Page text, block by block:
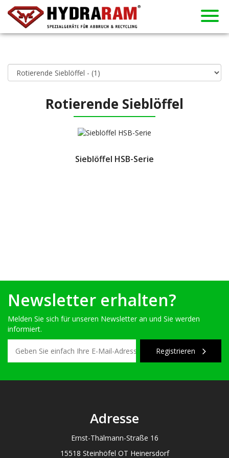
Rotierende Sieblöffel
Sieblöffel HSB-Serie
Newsletter erhalten?
Melden Sie sich für unseren Newsletter an und Sie werden
informiert.
Registrieren
Adresse
Ernst-Thälmann-Straße 16
15518 Steinhöfel OT Heinersdorf